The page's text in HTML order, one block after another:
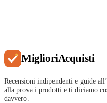
MiglioriAcquisti
Recensioni indipendenti e guide
alla prova i prodotti e ti diciamo
davvero.